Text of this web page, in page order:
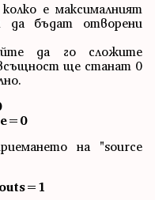
е максималният
да бъдат отворени
да го сложите
ще станат 0
на "source